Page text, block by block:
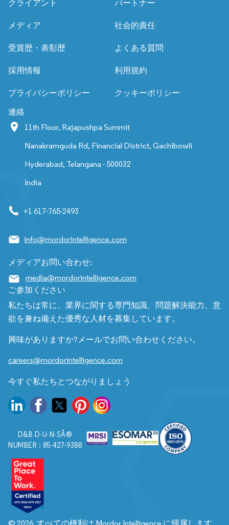
クライアント パートナー
メディア 社会的責任
受賞歴・表彰歴 よくある質問
採用情報 利用規約
プライバシーポリシー クッキーポリシー
連絡
11th Floor, Rajapushpa Summit
Nanakramguda Rd, Financial District, Gachibowli
Hyderabad, Telangana - 500032
India
+1 617-765-2493
info@mordorintelligence.com
メディアお問い合わせ:
media@mordorintelligence.com
ご参加ください
私たちは常に、業界に関する専門知識、問題解決能力、意
欲を兼ね備えた優秀な人材を募集しています。
興味がありますか?メールでお問い合わせください。
careers@mordorintelligence.com
今すぐ私たちとつながりましょう
D&B D-U-N-SÂ®
NUMBER : 85-427-9388